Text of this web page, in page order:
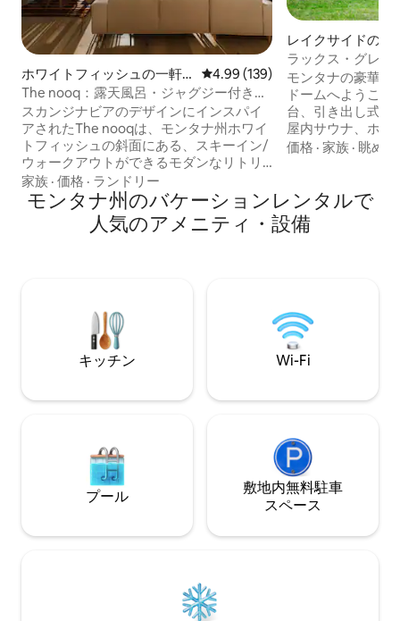
ホワイトフィッシュの一軒
家
レビュー139件、5つ星中4.99つ
4.99 (139)
The nooq：露天風呂・ジャグジー付きの
ミニマリスト山小屋
スカンジナビアのデザインにインスパイ
アされたThe nooqは、モンタナ州ホワイ
トフィッシュの斜面にある、スキーイン/
ウォークアウトができるモダンなリトリ
ートです。 2019年に建てられたnooqは、
外を中に取り込むという精神に基づいて
います。 床から天井までの大きな窓、広
いリビングルーム、キッチンを備えた、
ただいたように。 400 Mbpsインターネッ
ト/Sonosサウンド/クラフトコーヒー
家族 · 価格 · ランドリー
レイクサイドのド
ラックス・グレイ
タブ•サウナ•フラ
モンタナの豪華な
ドームへようこ
台、引き出し式ク
屋内サウナ、ホッ
ンホール、テレビ
ク醸造所、リフト
すぐです。HVAC
中快適に過ごせま
れます。
価格 ·家族 · 眺め
モンタナ州のバケーションレンタルで
人気のアメニティ・設備
キッチン Wi-Fi
プール
敷地内無料駐⁠車
ス⁠ペ⁠ー⁠ス